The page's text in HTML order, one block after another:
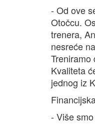
- Od ove
Otočcu.
trenera,
nesreće
Treniramo
Kvaliteta
jednog iz
- Više